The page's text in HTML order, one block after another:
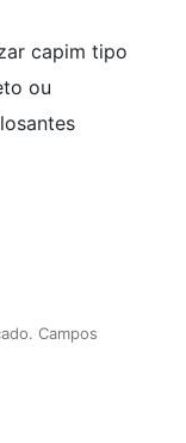
capim tipo
ou
Campos